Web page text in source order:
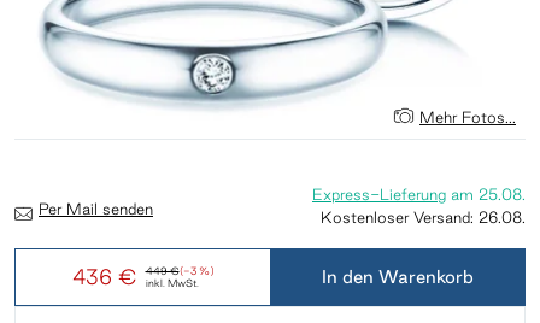
Mehr Fotos...
449 €(-3 %)
436 € inkl. MwSt.
Express-Lieferung am 25.08.
Kostenloser Versand: 26.08.
Per Mail senden
In den Warenkorb